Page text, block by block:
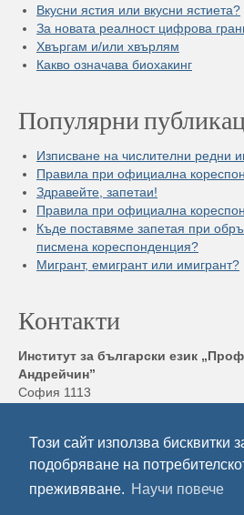
Този сайт използва бисквитки
подобряване на
преживяване. Научи повече
Вкусни ястия или вкусни ястиета?
За новата реалност цифрова
Хвъргам и/или хвърлям
Какво означава биохакинг
Популярни
Изписване на числителни редни
Правила при официална
Здравейте, запетаи!
Правила при официална
Къде поставяме запетая при
писмена кореспонденция?
Мигрант, емигрант или имигрант?
Контакти
Институт за български език
Андрейчин”
София 1113
Електронна поща:ibl@ibl.bas.bg